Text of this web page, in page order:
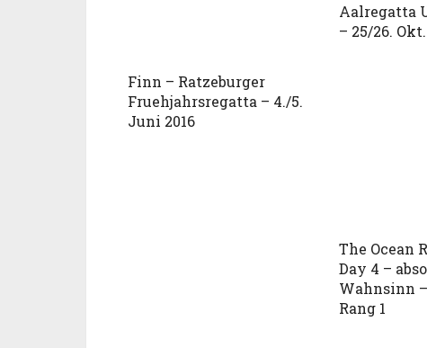
Finn – Ratzeburger
Fruehjahrsregatta – 4./5.
Juni 2016
Aalregatta
– 25/26.
The Ocean
Day 4 –
Wahnsinn
Rang 1